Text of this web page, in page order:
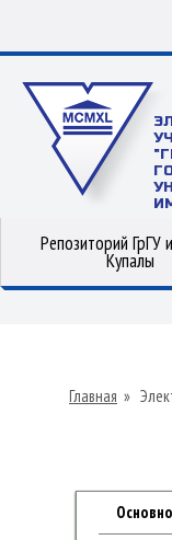
Репозиторий ГрГУ
Купалы
Главная »